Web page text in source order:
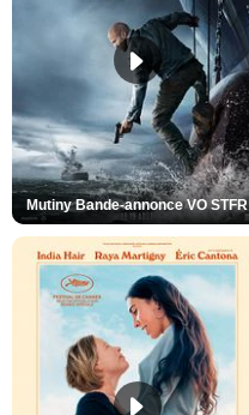
Mutiny Bande-annonce VO STFR